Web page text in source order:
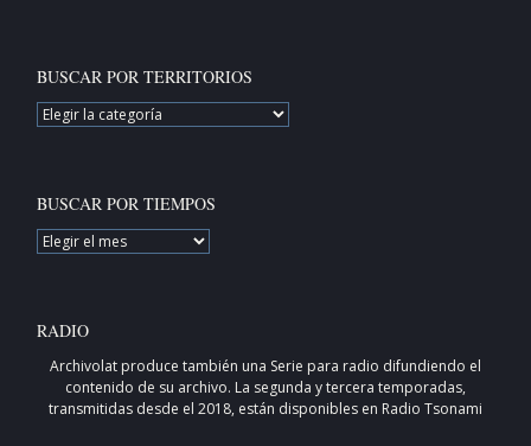
BUSCAR POR TERRITORIOS
BUSCAR
POR
BUSCAR POR TIEMPOS
BUSCAR
POR
RADIO
Archivolat produce también una Serie para radio difundiendo el
contenido de su archivo. La segunda y tercera temporadas,
transmitidas desde el 2018, están disponibles en Radio Tsonami